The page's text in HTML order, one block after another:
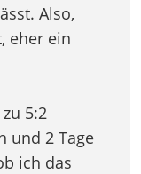
Also,
eher ein
5:2
und 2 Tage
ich das